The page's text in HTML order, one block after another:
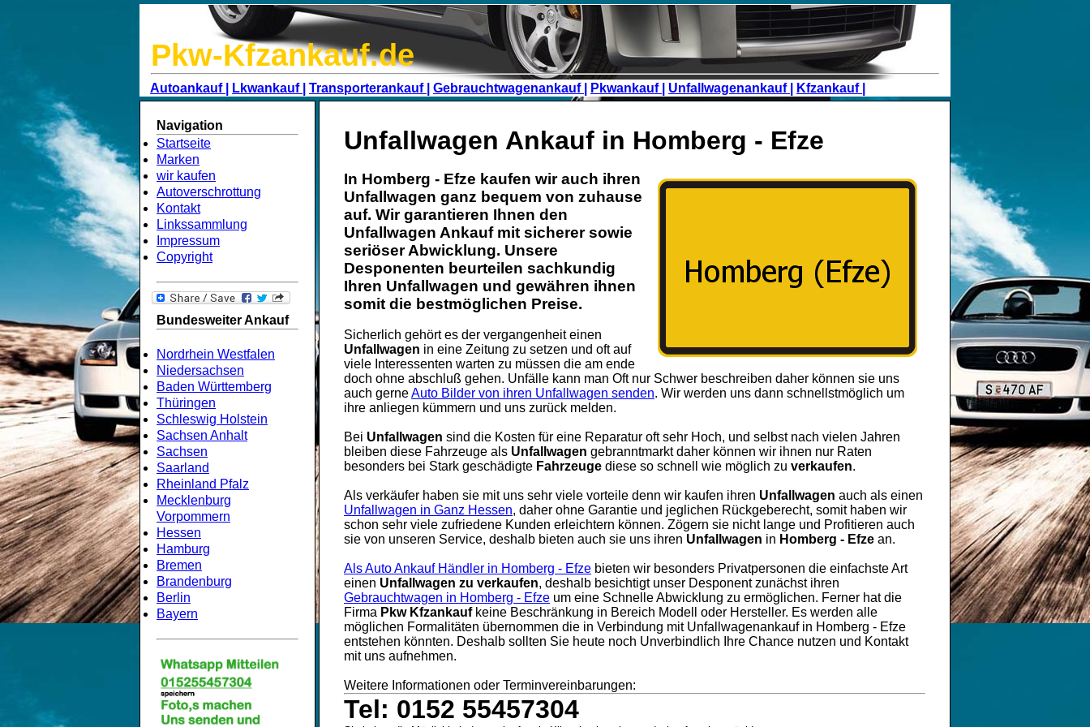
Pkw-Kfzankauf.de
Autoankauf | Lkwankauf | Transporterankauf | Gebrauchtwagenankauf | Pkwankauf | Unfallwagenankauf | Kfzankauf |
Navigation
Startseite
Marken
wir kaufen
Autoverschrottung
Kontakt
Linkssammlung
Impressum
Copyright
Bundesweiter Ankauf
Nordrhein Westfalen
Niedersachsen
Baden Württemberg
Thüringen
Schleswig Holstein
Sachsen Anhalt
Sachsen
Saarland
Rheinland Pfalz
Mecklenburg
Vorpommern
Hessen
Hamburg
Bremen
Brandenburg
Berlin
Bayern
Unfallwagen Ankauf in Homberg - Efze
In Homberg - Efze kaufen wir auch ihren
Unfallwagen ganz bequem von zuhause
auf. Wir garantieren Ihnen den
Unfallwagen Ankaufmit sicherer sowie
seriöser Abwicklung. Unsere
Desponenten beurteilen sachkundig
Ihren Unfallwagen und gewähren ihnen
somit die bestmöglichen Preise.
Sicherlich gehört es der vergangenheit einen
Unfallwagen in eine Zeitung zu setzen und oft auf
viele Interessenten warten zu müssen die am ende
doch ohne abschluß gehen. Unfälle kann man Oft nur Schwer beschreiben daher können sie uns
auch gerneAuto Bilder von ihren Unfallwagen senden. Wir werden uns dann schnellstmöglich um
ihre anliegen kümmern und uns zurück melden.
Bei Unfallwagen sind die Kosten für eine Reparatur oft sehr Hoch, und selbst nach vielen Jahren
bleiben diese Fahrzeuge als Unfallwagen gebranntmarkt daher können wir ihnen nur Raten
besonders bei Stark geschädigte Fahrzeuge diese so schnell wie möglich zu verkaufen.
Als verkäufer haben sie mit uns sehr viele vorteile denn wir kaufen ihren Unfallwagen auch als einen
Unfallwagen in Ganz Hessen, daher ohne Garantie und jeglichen Rückgeberecht, somit haben wir
schon sehr viele zufriedene Kunden erleichtern können. Zögern sie nicht lange und Profitieren auch
sie von unseren Service, deshalb bieten auch sie uns ihren Unfallwagen in Homberg - Efze an.
Als Auto Ankauf Händler in Homberg - Efze bieten wir besonders Privatpersonen die einfachste Art
einen Unfallwagen zu verkaufen, deshalb besichtigt unser Desponent zunächst ihren
Gebrauchtwagen in Homberg - Efze um eine Schnelle Abwicklung zu ermöglichen. Ferner hat die
Firma Pkw Kfzankaufkeine Beschränkung in Bereich Modell oder Hersteller. Es werden alle
möglichen Formalitäten übernommen die in Verbindung mit Unfallwagenankauf in Homberg - Efze
entstehen könnten. Deshalb sollten Sie heute noch Unverbindlich Ihre Chance nutzen und Kontakt
mit uns aufnehmen.
Weitere Informationen oder Terminvereinbarungen:
Tel: 0152 55457304